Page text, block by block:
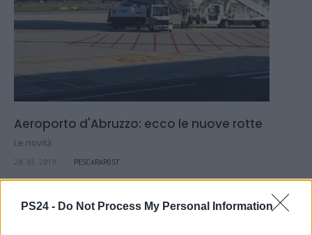
PS24 - Do Not Process My Personal Information
Aeroporto d'Abruzzo: ecco le nuove rotte
Le novità
20.03.2019 PESCARAPOST